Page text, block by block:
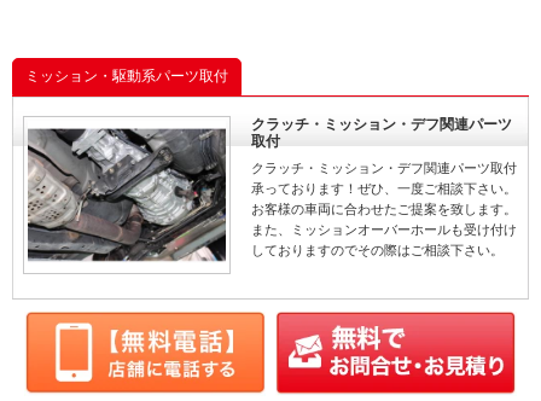
ミッション・駆動系パーツ取付
クラッチ・ミッション・デフ関連パーツ
取付
クラッチ・ミッション・デフ関連パーツ取付
承っております！ぜひ、一度ご相談下さい。
お客様の車両に合わせたご提案を致します。
また、ミッションオーバーホールも受け付け
しておりますのでその際はご相談下さい。